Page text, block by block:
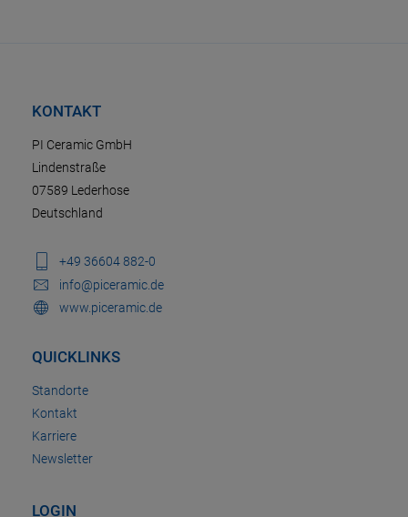
KONTAKT
PI Ceramic GmbH
Lindenstraße
07589 Lederhose
Deutschland
+49 36604 882-0
info@piceramic.de
www.piceramic.de
QUICKLINKS
Standorte
Kontakt
Karriere
Newsletter
LOGIN